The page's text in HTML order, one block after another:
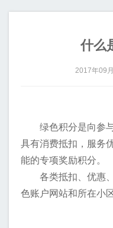
什么
2017年09
绿色积分是向参与
具有消费抵扣，服务
能的专项奖励积分。
各类抵扣、优惠、
色账户网站和所在小